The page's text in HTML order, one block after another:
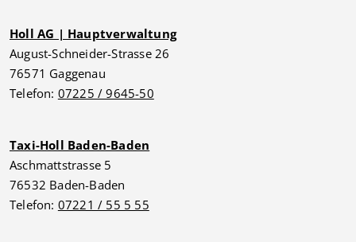
Holl AG | Hauptverwaltung
August-Schneider-Strasse 26
76571 Gaggenau
Telefon: 07225 / 9645-50
Taxi-Holl Baden-Baden
Aschmattstrasse 5
76532 Baden-Baden
Telefon: 07221 / 55 5 55